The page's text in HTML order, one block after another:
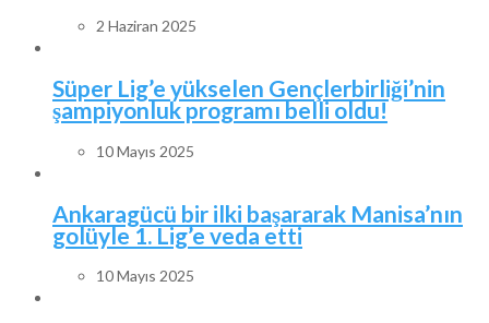
2 Haziran 2025
Süper Lig’e yükselen Gençlerbirliği’nin
şampiyonluk programı belli oldu!
10 Mayıs 2025
Ankaragücü bir ilki başararak Manisa’nın
golüyle 1. Lig’e veda etti
10 Mayıs 2025